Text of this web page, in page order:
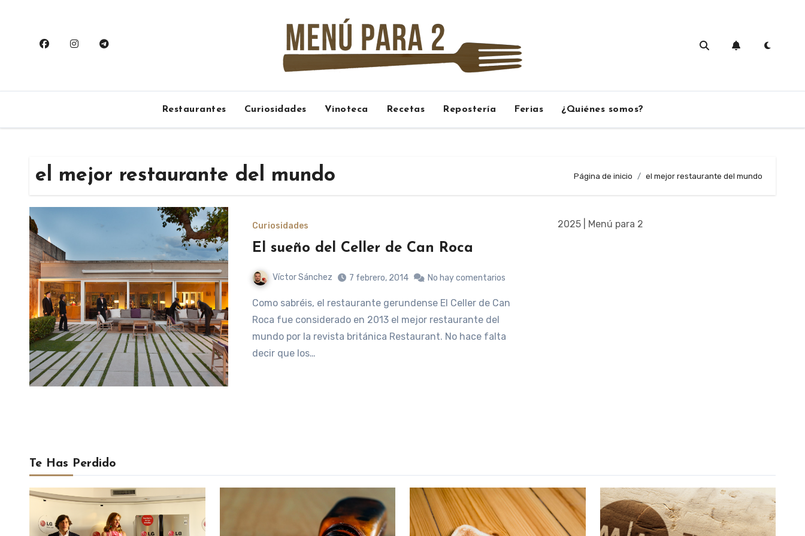
contenido
Restaurantes Curiosidades Vinoteca Recetas Repostería Ferias ¿Quiénes somos?
el mejor restaurante del mundo Página de inicio el mejor restaurante del mundo
Curiosidades
El sueño del Celler de Can Roca
Víctor Sánchez 7 febrero, 2014 No hay comentarios
Como sabréis, el restaurante gerundense El Celler de Can
Roca fue considerado en 2013 el mejor restaurante del
mundo por la revista británica Restaurant. No hace falta
decir que los…
2025 | Menú para 2
Te Has Perdido